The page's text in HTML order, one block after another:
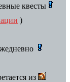
квесты
)
из